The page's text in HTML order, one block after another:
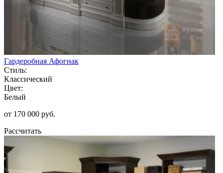
Гардеробная Афогнак
Стиль:
Классический
Цвет:
Белый
от 170 000 руб.
Рассчитать